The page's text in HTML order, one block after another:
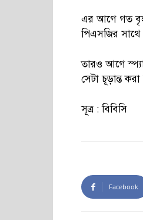
এর আগে গত
পিএসজির
তারও আগে
সেটা চূড়ান্ত
সূত্র : বিবিসি
Facebook